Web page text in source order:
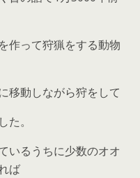
作って狩猟をする動物
移動しながら狩をして
。
いるうちに少数のオオ
ば